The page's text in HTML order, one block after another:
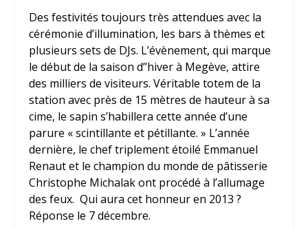
Des festivités toujours très attendues avec la
cérémonie d’illumination, les bars à thèmes et
plusieurs sets de DJs. L’évènement, qui marque
le début de la saison d’’hiver à Megève, attire
des milliers de visiteurs. Véritable totem de la
station avec près de 15 mètres de hauteur à sa
cime, le sapin s’habillera cette année d’une
parure « scintillante et pétillante. » L’année
dernière, le chef triplement étoilé Emmanuel
Renautet le champion du monde de pâtisserie
Christophe Michalakont procédé à l’allumage
des feux. Qui aura cet honneur en 2013 ?
Réponse le 7 décembre.